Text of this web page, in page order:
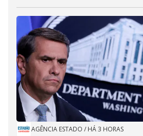
AGÊNCIA ESTADO / HÁ 3 HORAS